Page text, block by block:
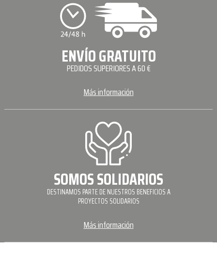
ENVÍO GRATUITO
PEDIDOS SUPERIORES A 60 €
Más información
SOMOS SOLIDARIOS
DESTINAMOS PARTE DE NUESTROS BENEFICIOS A
PROYECTOS SOLIDARIOS
Más información